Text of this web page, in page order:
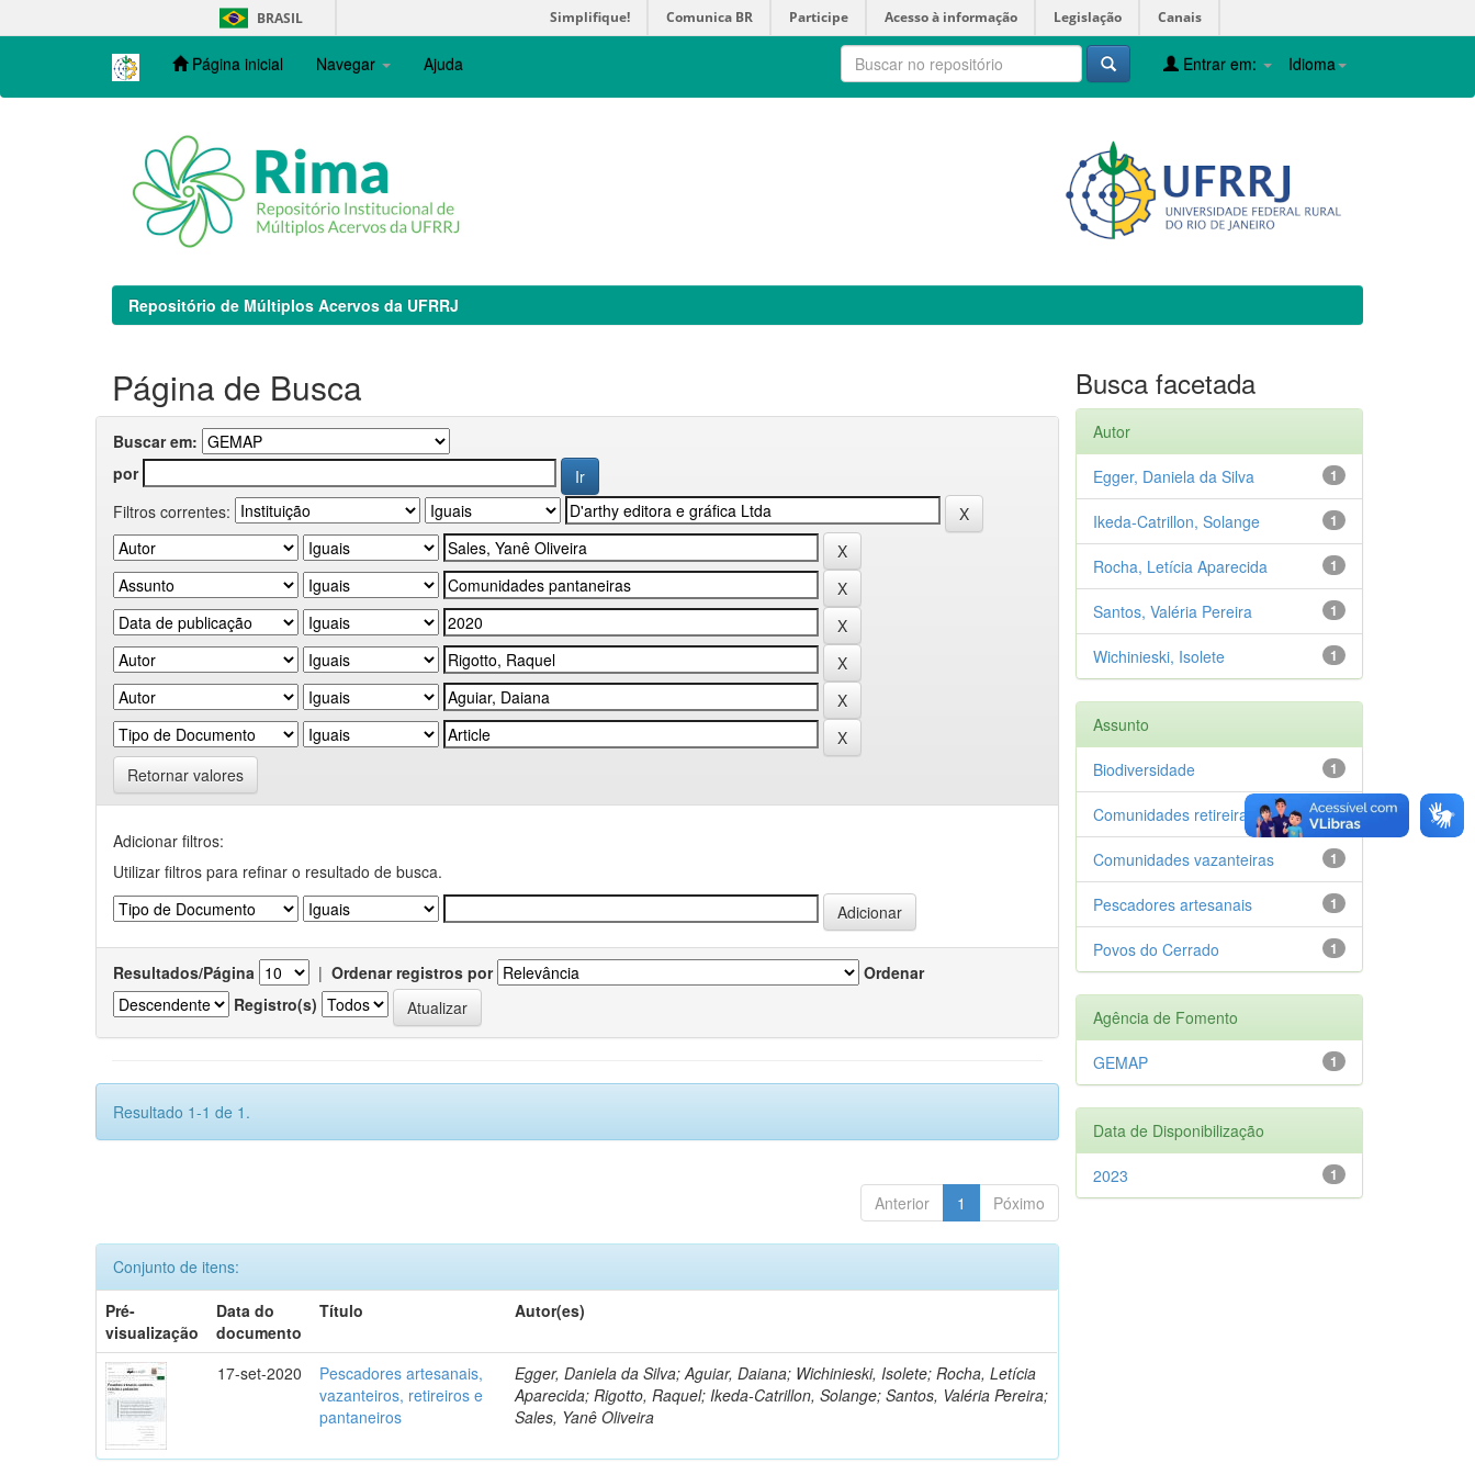
navigation
BRASIL Simplifique! Comunica BR Participe Acesso à informação Legislação Canais
Página inicial Navegar Ajuda Idioma
Entrar em:
Repositório de Múltiplos Acervos da UFRRJ
Página de Busca
Buscar em:
por
Filtros correntes:
Retornar valores
Adicionar filtros:
Utilizar filtros para refinar o resultado de busca.
Resultados/Página | Ordenar registros por
Ordenar
Registro(s)
Resultado 1-1 de 1.
Anterior 1 Póximo
Conjunto de itens:
Pré-
visualização
Data do
documento
Título Autor(es)
17-set-2020
Pescadores artesanais,
vazanteiros, retireiros e
pantaneiros
Egger, Daniela da Silva; Aguiar, Daiana; Wichinieski, Isolete; Rocha, Letícia
Aparecida; Rigotto, Raquel; Ikeda-Catrillon, Solange; Santos, Valéria Pereira;
Sales, Yanê Oliveira
Busca facetada
Autor
1
Egger, Daniela da Silva
1
Ikeda-Catrillon, Solange
1
Rocha, Letícia Aparecida
1
Santos, Valéria Pereira
1
Wichinieski, Isolete
Assunto
1
Biodiversidade
1
Comunidades retireiras
1
Comunidades vazanteiras
1
Pescadores artesanais
1
Povos do Cerrado
Agência de Fomento
1
GEMAP
Data de Disponibilização
1
2023